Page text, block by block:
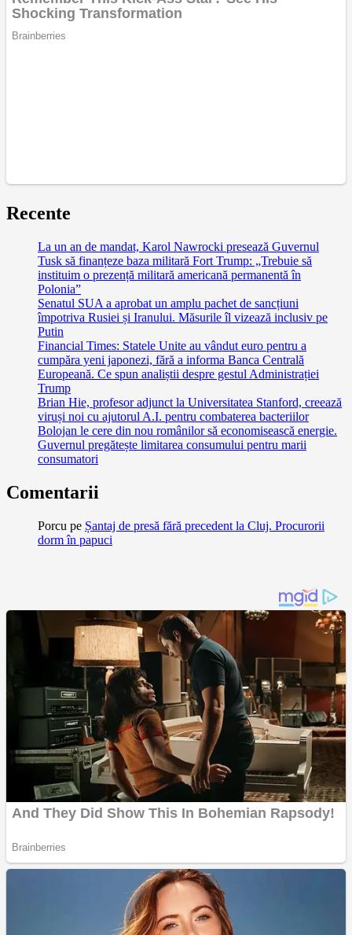
Recente
La un an de mandat, Karol Nawrocki presează Guvernul
Tusk să finanțeze baza militară Fort Trump: „Trebuie să
instituim o prezență militară americană permanentă în
Polonia”
Senatul SUA a aprobat un amplu pachet de sancțiuni
împotriva Rusiei și Iranului. Măsurile îl vizează inclusiv pe
Putin
Financial Times: Statele Unite au vândut euro pentru a
cumpăra yeni japonezi, fără a informa Banca Centrală
Europeană. Ce spun analiștii despre gestul Administrației
Trump
Brian Hie, profesor adjunct la Universitatea Stanford, creează
viruși noi cu ajutorul A.I. pentru combaterea bacteriilor
Bolojan le cere din nou românilor să economisească energie.
Guvernul pregătește limitarea consumului pentru marii
consumatori
Comentarii
Porcu pe Șantaj de presă fără precedent la Cluj. Procurorii
dorm în papuci